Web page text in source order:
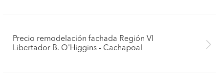
Precio remodelación fachada Región VI
Libertador B. O'Higgins - Cachapoal